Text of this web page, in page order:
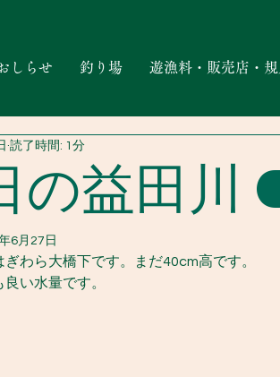
しらせ 釣り場 遊漁料・販売店・規
の益田川
読了時間: 1分
6月27日
わら大橋下です。まだ40cm高です。
い水量です。